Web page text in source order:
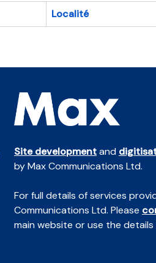
Localité
Site developmentand
by Max Communications Ltd.
For full details of services
Communications Ltd. Please
main website or use the